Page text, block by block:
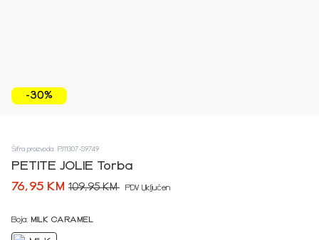
-30%
Šifra proizvoda: PJ11307-S9749
PETITE JOLIE Torba
76,95 KM 109,95 KM PDV Uključen
Boja: MILK CARAMEL